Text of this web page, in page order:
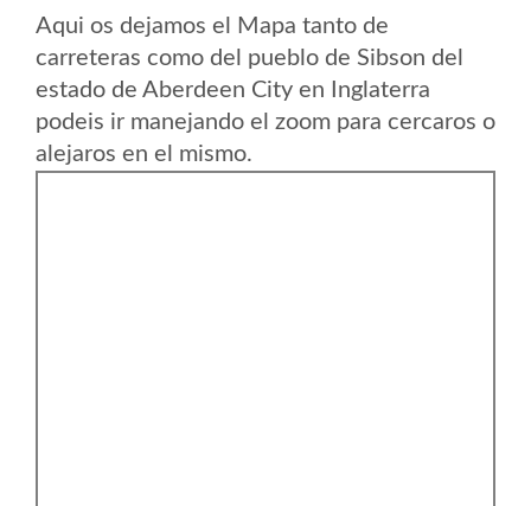
Aqui os dejamos el Mapa tanto de
carreteras como del pueblo de Sibson del
estado de Aberdeen City en Inglaterra
podeis ir manejando el zoom para cercaros o
alejaros en el mismo.